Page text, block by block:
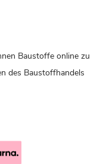
Baustoffe online zu
des Baustoffhandels